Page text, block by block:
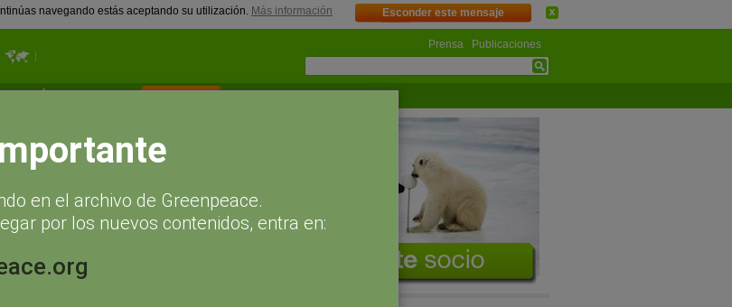
navegando estás aceptando su utilización. Más información Esconder este mensaje
Prensa Publicaciones
hacer tú? Actualidad Hazte socio
la protección del
Agregar un comentario
Todos sus alcaldes y alcaldesas quieren la
alto Ártico
en el archivo de Greenpeace.
por los nuevos contenidos, entra en: